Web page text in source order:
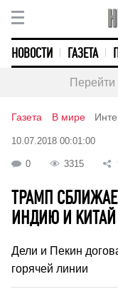
НОВОСТИ ГАЗЕТА
Газета В мире
10.07.2018 00:01:00
0 3315
ТРАМП
ИНДИЮ И КИТАЙ
Дели и Пекин
горячей линии